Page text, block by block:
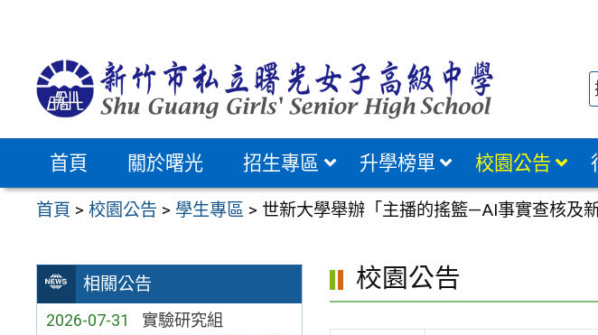
首頁 關於曙光 招生專區 升學榜單 校園公告
首頁 >校園公告 > 學生專區 > 世新大學舉辦「主播的搖籃—AI事實查核及
相關公告
2026-07-31 實驗研究組
校園公告